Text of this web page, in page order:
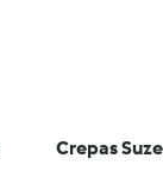
Crepas